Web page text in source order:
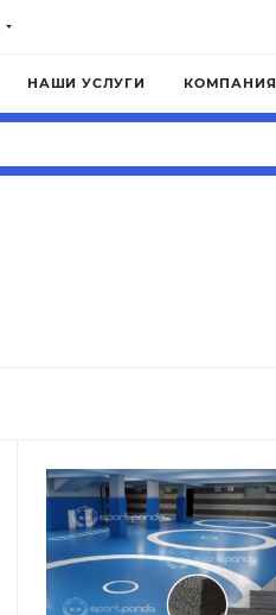
НАШИ УСЛУГИ КОМПАНИЯ